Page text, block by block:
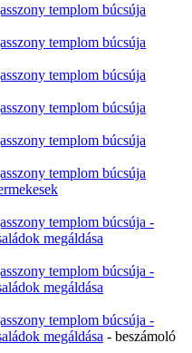
templom búcsúja
templom búcsúja
templom búcsúja
templom búcsúja
templom búcsúja
templom búcsúja
templom búcsúja -
megáldása
templom búcsúja -
megáldása
templom búcsúja -
megáldása - beszámoló